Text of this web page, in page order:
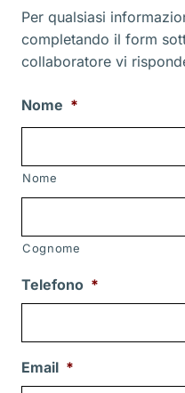
Per qualsiasi
completando il form
collaboratore vi
Nome *
Nome
Cognome
Telefono *
Email *